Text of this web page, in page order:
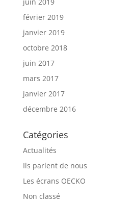
février 2019
janvier 2019
octobre 2018
juin 2017
mars 2017
janvier 2017
décembre 2016
Catégories
Actualités
Ils parlent de nous
Les écrans OECKO
Non classé